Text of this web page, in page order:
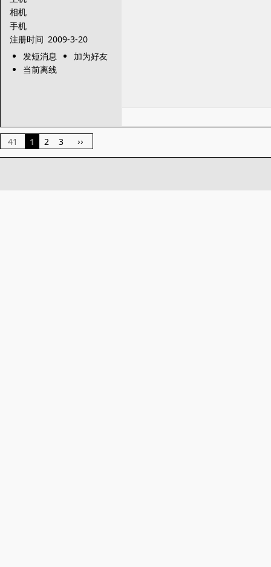
相机
手机
注册时间 2009-3-20
发短消息
加为好友
当前离线
41 1 2 3 ››